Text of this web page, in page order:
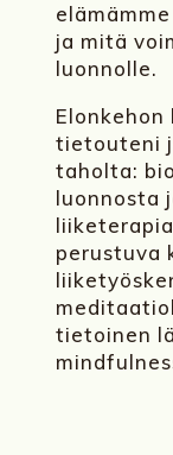
ja mitä
luonnolle.
tietouteni
taholta:
luonnosta
perustuva
tietoinen